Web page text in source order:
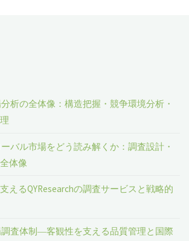
分析の全体像：構造把握・競争環境分析・
ーバル市場をどう読み解くか：調査設計・
体像
えるQYResearchの調査サービスと戦略的
調査体制―客観性を支える品質管理と国際